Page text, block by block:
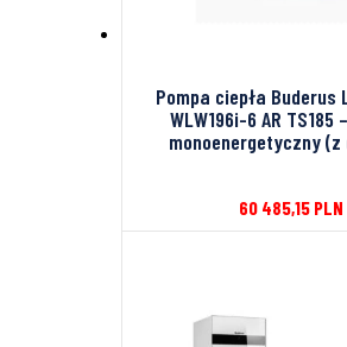
Pompa ciepła Buderus
WLW196i-6 AR TS185
monoenergetyczny (z
60 485,15 PLN